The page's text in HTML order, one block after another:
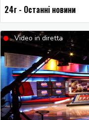
24г - Останні новини
Video in diretta